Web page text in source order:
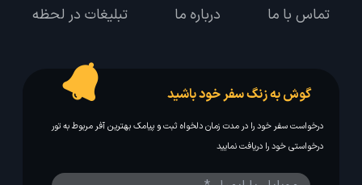
تماس با ما درباره ما تبلیغات در لحظه
گوش به زنگ سفر خود باشید
درخواست سفر خود را در مدت زمان دلخواه ثبت و پیامک بهترین آفر مربوط به تور
درخواستی خود را دریافت نمایید